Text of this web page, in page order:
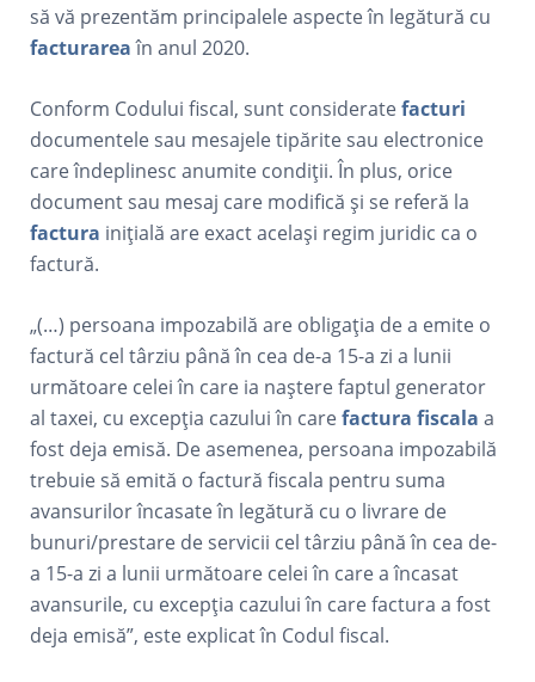
să vă prezentăm principalele aspecte în legătură cu
facturareaîn anul 2020.
Conform Codului fiscal, sunt consideratefacturi
documentele sau mesajele tipărite sau electronice
care îndeplinesc anumite condiții. În plus, orice
document sau mesaj care modifică și se referă la
factura inițială are exact același regim juridic ca o
factură.
„(…) persoana impozabilă are obligația de a emite o
factură cel târziu până în cea de-a 15-a zi a lunii
următoare celei în care ia naștere faptul generator
al taxei, cu excepția cazului în carefactura fiscala a
fost deja emisă. De asemenea, persoana impozabilă
trebuie să emită o factură fiscala pentru suma
avansurilor încasate în legătură cu o livrare de
bunuri/prestare de servicii cel târziu până în cea de-
a 15-a zi a lunii următoare celei în care a încasat
avansurile, cu excepția cazului în care factura a fost
deja emisă”, este explicat în Codul fiscal.